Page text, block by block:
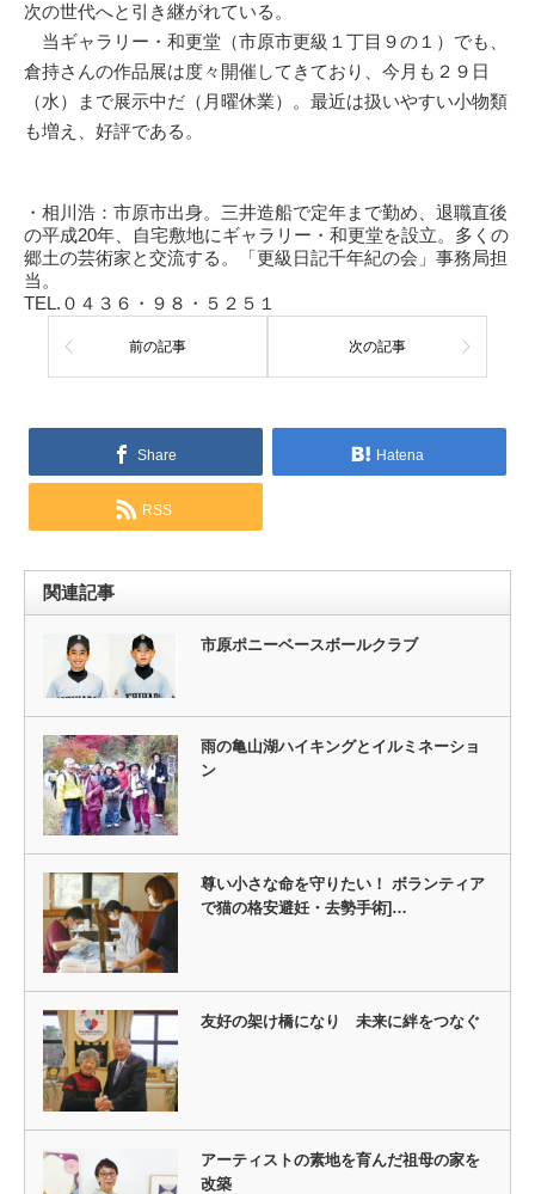
次の世代へと引き継がれている。
当ギャラリー・和更堂（市原市更級１丁目９の１）でも、
倉持さんの作品展は度々開催してきており、今月も２９日
（水）まで展示中だ（月曜休業）。最近は扱いやすい小物類
も増え、好評である。
・相川浩：市原市出身。三井造船で定年まで勤め、退職直後
の平成20年、自宅敷地にギャラリー・和更堂を設立。多くの
郷土の芸術家と交流する。「更級日記千年紀の会」事務局担
当。
TEL.０４３６・９８・５２５１
前の記事 次の記事
Share Hatena
RSS
関連記事
市原ポニーベースボールクラブ
雨の亀山湖ハイキングとイルミネーショ
ン
尊い小さな命を守りたい！ ボランティア
で猫の格安避妊・去勢手術]…
友好の架け橋になり 未来に絆をつなぐ
アーティストの素地を育んだ祖母の家を
改築